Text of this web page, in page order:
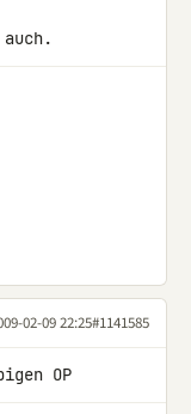
02-09 22:25#1141585
OP